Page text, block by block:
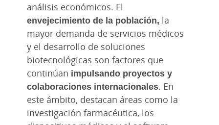
análisis económicos. El
envejecimiento de la población, la
mayor demanda de servicios médicos
y el desarrollo de soluciones
biotecnológicas son factores que
continúan impulsando proyectos y
colaboraciones internacionales. En
este ámbito, destacan áreas como la
investigación farmacéutica, los